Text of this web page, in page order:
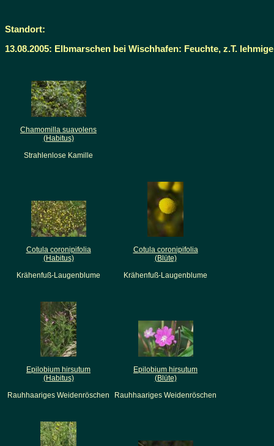
Standort:
13.08.2005: Elbmarschen bei Wischhafen: Feuchte, z.T.
Chamomilla suavolens
(Habitus)
Strahlenlose Kamille
Cotula coronipifolia
(Habitus)
Krähenfuß-Laugenblume
Cotula coronipifolia
(Blüte)
Krähenfuß-Laugenblume
Epilobium hirsutum
(Habitus)
Rauhhaariges Weidenröschen
Epilobium hirsutum
(Blüte)
Rauhhaariges Weidenröschen